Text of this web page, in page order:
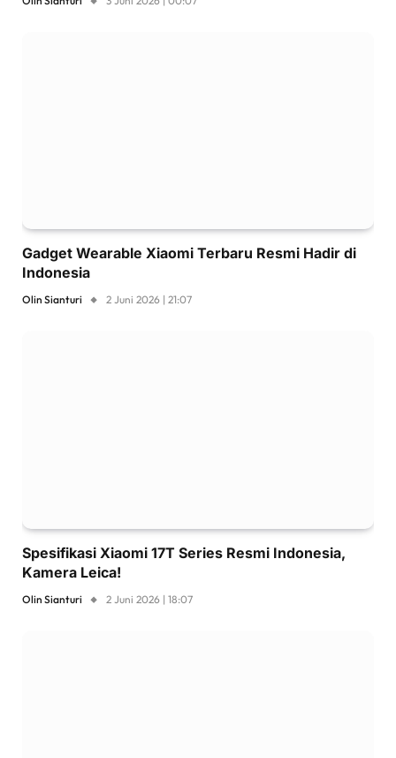
Gadget Wearable Xiaomi Terbaru Resmi Hadir di
Indonesia
Olin Sianturi 2 Juni 2026 | 21:07
Spesifikasi Xiaomi 17T Series Resmi Indonesia,
Kamera Leica!
Olin Sianturi 2 Juni 2026 | 18:07